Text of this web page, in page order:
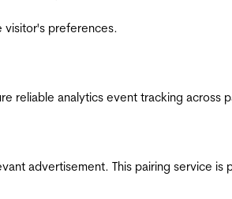
visitor's preferences.
reliable analytics event tracking across
advertisement. This pairing service